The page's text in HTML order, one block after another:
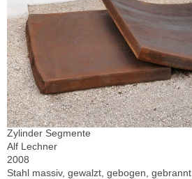
Zylinder Segmente
Alf Lechner
2008
Stahl massiv, gewalzt, gebogen, gebrannt